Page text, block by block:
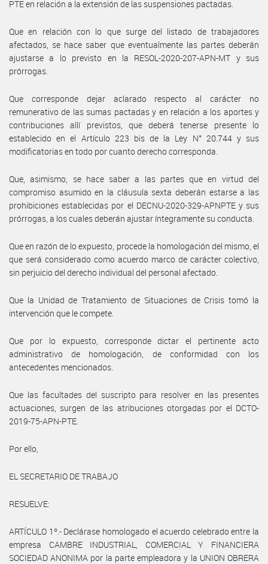
PTE en relación a la extensión de las suspensiones pactadas.
Que en relación con lo que surge del listado de trabajadores
afectados, se hace saber que eventualmente las partes deberán
ajustarse a lo previsto en la RESOL-2020-207-APN-MT y sus
prórrogas.
Que corresponde dejar aclarado respecto al carácter no
remunerativo de las sumas pactadas y en relación a los aportes y
contribuciones allí previstos, que deberá tenerse presente lo
establecido en el Artículo 223 bis de la Ley N° 20.744 y sus
modificatorias en todo por cuanto derecho corresponda.
Que, asimismo, se hace saber a las partes que en virtud del
compromiso asumido en la cláusula sexta deberán estarse a las
prohibiciones establecidas por el DECNU-2020-329-APNPTE y sus
prórrogas, a los cuales deberán ajustar íntegramente su conducta.
Que en razón de lo expuesto, procede la homologación del mismo, el
que será considerado como acuerdo marco de carácter colectivo,
sin perjuicio del derecho individual del personal afectado.
Que la Unidad de Tratamiento de Situaciones de Crisis tomó la
intervención que le compete.
Que por lo expuesto, corresponde dictar el pertinente acto
administrativo de homologación, de conformidad con los
antecedentes mencionados.
Que las facultades del suscripto para resolver en las presentes
actuaciones, surgen de las atribuciones otorgadas por el DCTO-
2019-75-APN-PTE.
Por ello,
EL SECRETARIO DE TRABAJO
RESUELVE:
ARTÍCULO 1º.- Declárase homologado el acuerdo celebrado entre la
empresa CAMBRE INDUSTRIAL, COMERCIAL Y FINANCIERA
SOCIEDAD ANONIMA por la parte empleadora y la UNION OBRERA